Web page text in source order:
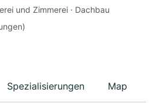
und Zimmerei · Dachbau
Spezialisierungen Map